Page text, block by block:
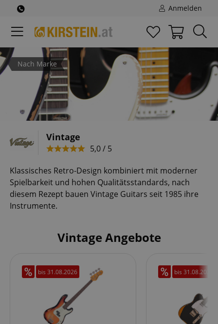
Anmelden
Nach Marke
Vintage
5,0 / 5
Klassisches Retro-Design kombiniert mit moderner
Spielbarkeit und hohen Qualitätsstandards, nach
diesem Rezept bauen Vintage Guitars seit 1985 ihre
Instrumente.
Vintage Angebote
bis 31.08.2026 bis 31.08.2026